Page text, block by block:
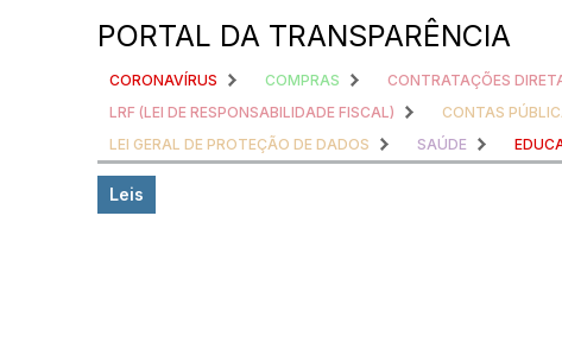
PORTAL DA TRANSPARÊNCIA
CORONAVÍRUS COMPRAS CONTRATAÇÕES
LRF (LEI DE RESPONSABILIDADE FISCAL)
CONTAS
LEI GERAL DE PROTEÇÃO DE DADOS
SAÚDE
Leis